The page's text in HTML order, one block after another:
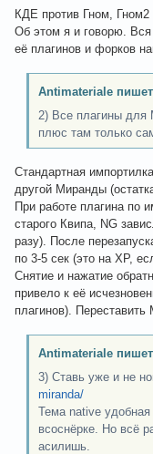
КДЕ против Гном,
Об этом я и говорю.
её плагинов и форков
Antimateriale
2) Все плагины для
плюс там только
Стандартная
другой Миранды
При работе плагина по
старого Квипа, NG
разу). После
по 3-5 сек (это на ХР,
Снятие и нажатие
привело к её
плагинов).
Antimateriale
3) Ставь уже и не
miranda/
Тема native удобная
всоснёрке. Но всё
асилишь.